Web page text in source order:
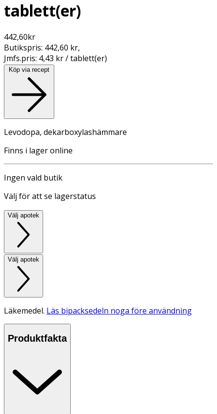
tablett(er)
442,60kr
Butikspris: 442,60 kr,
Jmfs.pris: 4,43 kr / tablett(er)
Köp via recept
Levodopa, dekarboxylashämmare
Finns i lager online
Ingen vald butik
Välj för att se lagerstatus
Välj apotek
Välj apotek
Läkemedel. Läs bipacksedeln noga före användning
Produktfakta